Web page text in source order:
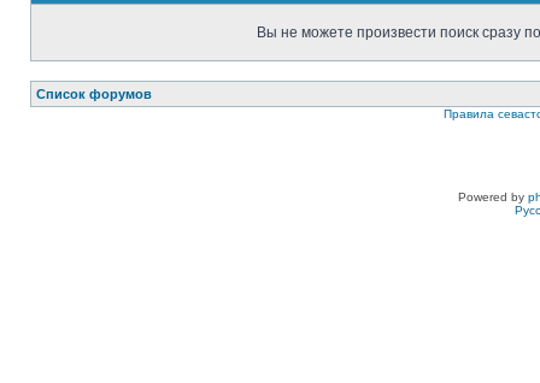
Вы не можете произвести поиск сразу
Список форумов
Правила
Powered by